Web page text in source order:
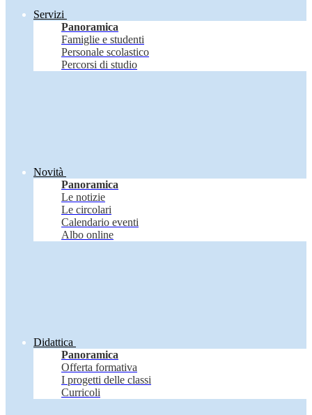
Servizi
Panoramica
Famiglie e studenti
Personale scolastico
Percorsi di studio
Novità
Panoramica
Le notizie
Le circolari
Calendario eventi
Albo online
Didattica
Panoramica
Offerta formativa
I progetti delle classi
Curricoli